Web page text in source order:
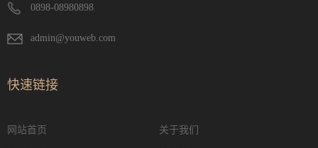
0898-08980898
admin@youweb.com
快速链接
网站首页 关于我们